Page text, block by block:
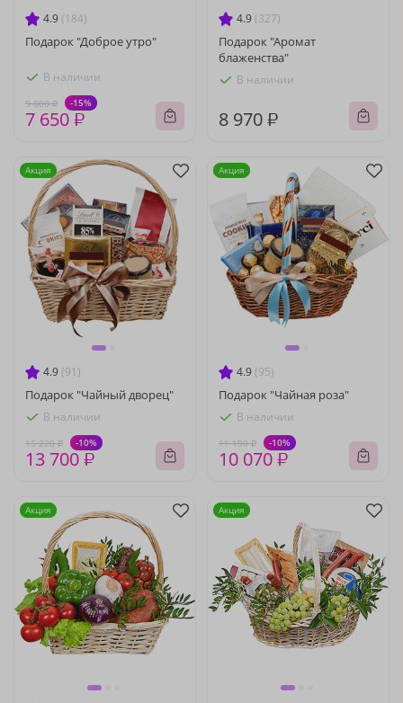
4.9 (184)
Подарок "Доброе утро"
В наличии
9 000 ₽ -15%
7 650 ₽
4.9 (327)
Подарок "Аромат
блаженства"
В наличии
8 970 ₽
4.9 (91)
Подарок "Чайный дворец"
В наличии
15 220 ₽ -10%
13 700 ₽
Акция
4.9 (95)
Подарок "Чайная роза"
В наличии
11 190 ₽ -10%
10 070 ₽
Акция
Акция Акция